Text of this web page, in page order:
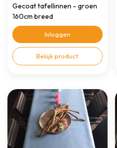
Gecoat tafellinnen - groen
160cm breed
Inloggen
Bekijk product